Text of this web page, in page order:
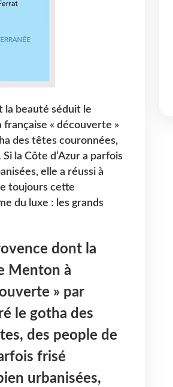
la beauté séduit le
« découverte »
des têtes couronnées,
la Côte d’Azur a parfois
elle a réussi à
toujours cette
du luxe : les grands
dont la
Menton à
» par
le gotha des
des people de
frisé
urbanisées,